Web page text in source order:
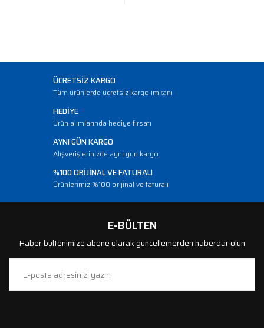
ÜCRETSİZ KARGO
Tüm ürünlerde ücretsiz kargo imkanı
HEDİYE
Ürün alımlarında hediye fırsatı
AYNI GÜN KARGO
Alışverişlerinizde aynı gün kargo
%100 ORİJİNAL VE FATURALI
Ürünlerimiz %100 orijinal ve faturalı
E-BÜLTEN
Haber bültenimize abone olarak güncellemerden haberdar olun